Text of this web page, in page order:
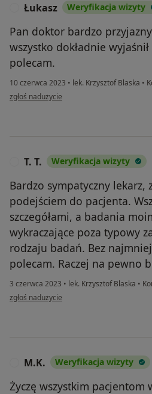
Łukasz Weryfikacja wizyty
Pan doktor bardzo
wszystko dokładnie
polecam.
10 czerwca 2023 • lek. Krzysztof Blaska •
w opinii użytkownika Łukasz
zgłoś nadużycie
T. T. Weryfikacja wizyty
Bardzo sympatyczny lekarz,
podejściem do pacjenta.
szczegółami, a badania
wykraczające poza typowy
rodzaju badań. Bez
polecam. Raczej na pewno
3 czerwca 2023 • lek. Krzysztof Blaska •
w opinii użytkownika T. T.
zgłoś nadużycie
M.K. Weryfikacja wizyty
Życzę wszystkim pacjentom